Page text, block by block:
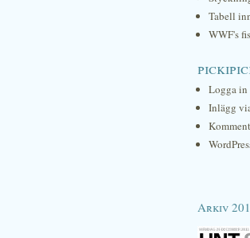
Tabell
WWF's
Logga in
Inlägg
Arkiv